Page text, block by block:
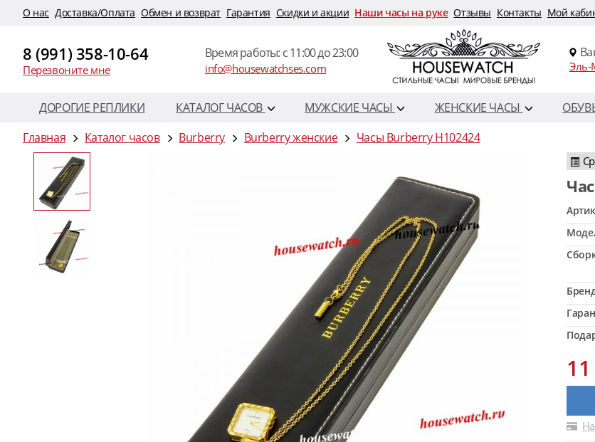
O нас Доставка/Оплата Обмен и возврат Гарантия Скидки и акции Наши часы на руке Отзывы Контакты Мой
8 (991) 358-10-64
Перезвоните мне
Время работы: c 11:00 до 23:00
info@housewatchses.com Эль-
ДОРОГИЕ РЕПЛИКИ КАТАЛОГ ЧАСОВ МУЖСКИЕ ЧАСЫ ЖЕНСКИЕ ЧАСЫ
Главная
Каталог часов Burberry Burberry женские Часы Burberry H102424